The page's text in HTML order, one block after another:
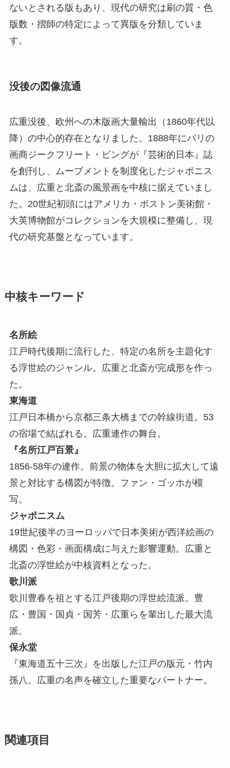
ないとされる版もあり、現代の研究は刷の質・色
版数・摺師の特定によって異版を分類していま
す。
没後の図像流通
広重没後、欧州への木版画大量輸出（1860年代以
降）の中心的存在となりました。1888年にパリの
画商ジークフリート・ビングが『芸術的日本』誌
を創刊し、ムーブメントを制度化したジャポニス
ムは、広重と北斎の風景画を中核に据えていまし
た。20世紀初頭にはアメリカ・ボストン美術館・
大英博物館がコレクションを大規模に整備し、現
代の研究基盤となっています。
中核キーワード
名所絵
江戸時代後期に流行した、特定の名所を主題化す
る浮世絵のジャンル。広重と北斎が完成形を作っ
た。
東海道
江戸日本橋から京都三条大橋までの幹線街道。53
の宿場で結ばれる。広重連作の舞台。
『名所江戸百景』
1856-58年の連作。前景の物体を大胆に拡大して遠
景と対比する構図が特徴。ファン・ゴッホが模
写。
ジャポニスム
19世紀後半のヨーロッパで日本美術が西洋絵画の
構図・色彩・画面構成に与えた影響運動。広重と
北斎の浮世絵が中核資料となった。
歌川派
歌川豊春を祖とする江戸後期の浮世絵流派。豊
広・豊国・国貞・国芳・広重らを輩出した最大流
派。
保永堂
『東海道五十三次』を出版した江戸の版元・竹内
孫八。広重の名声を確立した重要なパートナー。
関連項目